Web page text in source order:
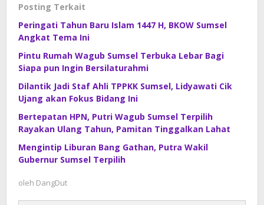
Posting Terkait
Peringati Tahun Baru Islam 1447 H, BKOW Sumsel
Angkat Tema Ini
Pintu Rumah Wagub Sumsel Terbuka Lebar Bagi
Siapa pun Ingin Bersilaturahmi
Dilantik Jadi Staf Ahli TPPKK Sumsel, Lidyawati Cik
Ujang akan Fokus Bidang Ini
Bertepatan HPN, Putri Wagub Sumsel Terpilih
Rayakan Ulang Tahun, Pamitan Tinggalkan Lahat
Mengintip Liburan Bang Gathan, Putra Wakil
Gubernur Sumsel Terpilih
oleh DangDut